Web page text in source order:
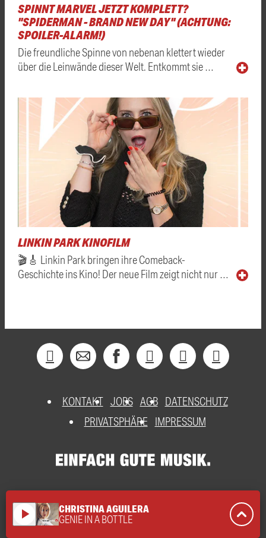
SPINNT MARVEL JETZT KOMPLETT?
"SPIDERMAN - BRAND NEW DAY" (ACHTUNG:
SPOILER-ALARM!)
Die freundliche Spinne von nebenan klettert wieder
über die Leinwände dieser Welt. Entkommt sie …
LINKIN PARK KINOFILM
🎬🎸 Linkin Park bringen ihre Comeback-
Geschichte ins Kino! Der neue Film zeigt nicht nur …
KONTAKT JOBS AGB DATENSCHUTZ
PRIVATSPHÄRE
IMPRESSUM
play_arrow CHRISTINA AGUILERA
GENIE IN A BOTTLE